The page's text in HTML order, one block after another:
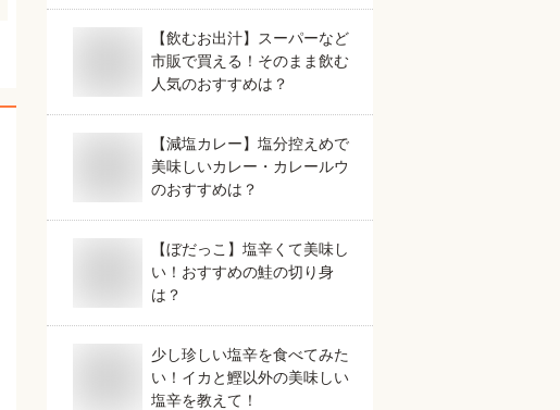
【飲むお出汁】スーパーなど
市販で買える！そのまま飲む
人気のおすすめは？
【減塩カレー】塩分控えめで
美味しいカレー・カレールウ
のおすすめは？
【ぼだっこ】塩辛くて美味し
い！おすすめの鮭の切り身
は？
少し珍しい塩辛を食べてみた
い！イカと鰹以外の美味しい
塩辛を教えて！